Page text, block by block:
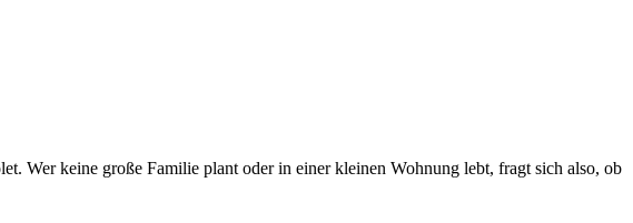
Wer keine große Familie plant oder in einer kleinen Wohnung lebt, fragt sich also, ob